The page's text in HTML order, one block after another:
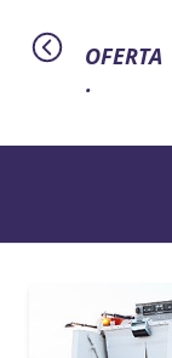
OFERTA
·